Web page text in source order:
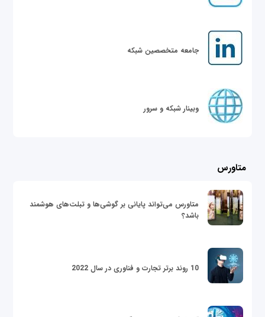
جامعه متخصصین شبکه
وبینار شبکه و سرور
متاورس
متاورس می‌تواند پایانی بر گوشی‌ها و تبلت‌های هوشمند
باشد؟
10 روند برتر تجارت و فناوری در سال 2022